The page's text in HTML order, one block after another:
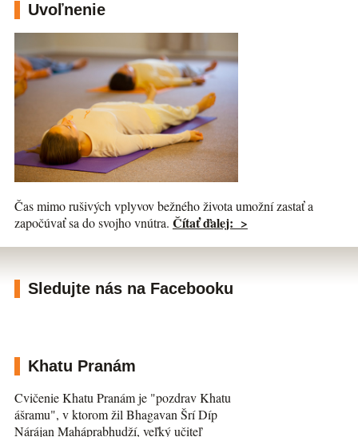
Uvoľnenie
Čas mimo rušivých vplyvov bežného života umožní zastať a
započúvať sa do svojho vnútra. Čítať ďalej: >
Sledujte nás na Facebooku
Khatu Pranám
Cvičenie Khatu Pranám je "pozdrav Khatu
ášramu", v ktorom žil Bhagavan Šrí Díp
Nárájan Maháprabhudží, veľký učiteľ